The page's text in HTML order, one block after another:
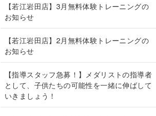
【若江岩田店】3月無料体験トレーニングの
お知らせ
【若江岩田店】2月無料体験トレーニングの
お知らせ
【指導スタッフ急募！】メダリストの指導者
として、子供たちの可能性を一緒に伸ばして
いきましょう！